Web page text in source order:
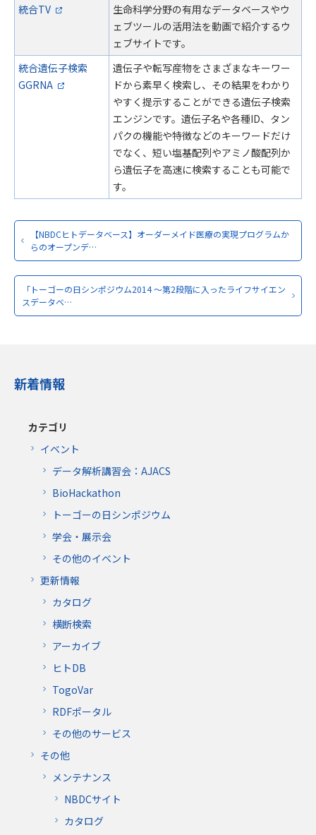
統合TV
生命科学分野の有用なデータベースやウ
ェブツールの活用法を動画で紹介するウ
ェブサイトです。
統合遺伝子検索
GGRNA
遺伝子や転写産物をさまざまなキーワー
ドから素早く検索し、その結果をわかり
やすく提示することができる遺伝子検索
エンジンです。遺伝子名や各種ID、タン
パクの機能や特徴などのキーワードだけ
でなく、短い塩基配列やアミノ酸配列か
ら遺伝子を高速に検索することも可能で
す。
【NBDCヒトデータベース】オーダーメイド医療の実現プログラムか
らのオープンデ…
「トーゴーの日シンポジウム2014 ～第2段階に入ったライフサイエン
スデータベ…
新着情報
カテゴリ
イベント
データ解析講習会：AJACS
BioHackathon
トーゴーの日シンポジウム
学会・展示会
その他のイベント
更新情報
カタログ
横断検索
アーカイブ
ヒトDB
TogoVar
RDFポータル
その他のサービス
その他
メンテナンス
NBDCサイト
カタログ